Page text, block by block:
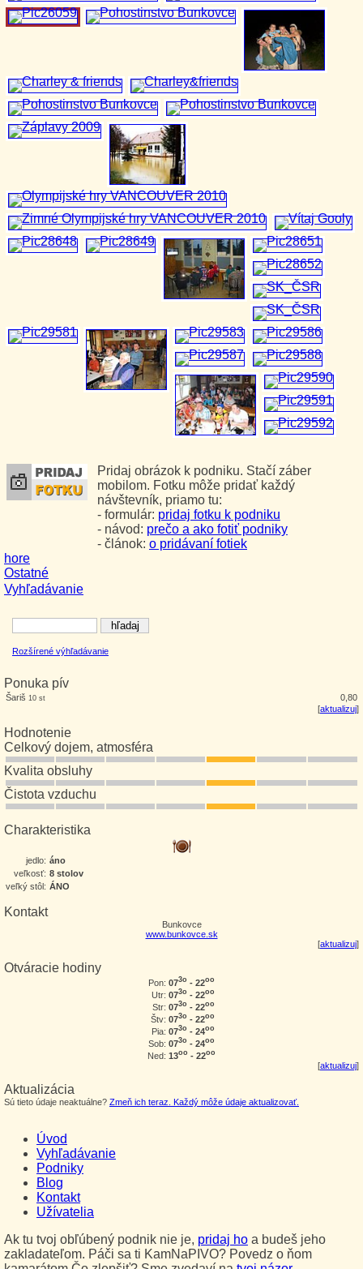
Vyhľadávanie
Rozšírené výhľadávanie
Ponuka pív
Šariš 10 st
0,80
[aktualizuj]
Hodnotenie
Celkový dojem, atmosféra
Kvalita obsluhy
Čistota vzduchu
Charakteristika
jedlo: áno
veľkosť: 8 stolov
veľký stôl: ÁNO
Kontakt
Bunkovce
www.bunkovce.sk
[aktualizuj]
Otváracie hodiny
Pon: 073o - 22oo
Utr: 073o - 22oo
Str: 073o - 22oo
Štv: 073o - 22oo
Pia: 073o - 24oo
Sob: 073o - 24oo
Ned: 13oo - 22oo
[aktualizuj]
Aktualizácia
Sú tieto údaje neaktuálne? Zmeň ich teraz. Každý môže údaje aktualizovať.
Pridaj obrázok k podniku. Stačí záber
mobilom. Fotku môže pridať každý
návštevník, priamo tu:
- formulár: pridaj fotku k podniku
- návod: prečo a ako fotiť podniky
- článok: o pridávaní fotiek
hore
Ostatné
Úvod
Vyhľadávanie
Podniky
Blog
Kontakt
Užívatelia
Ak tu tvoj obľúbený podnik nie je, pridaj ho a budeš jeho
zakladateľom. Páči sa ti KamNaPIVO? Povedz o ňom